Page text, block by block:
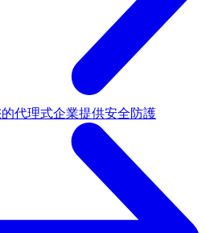
代理式企業提供安全防護